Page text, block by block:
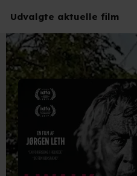
Udvalgte aktuelle film